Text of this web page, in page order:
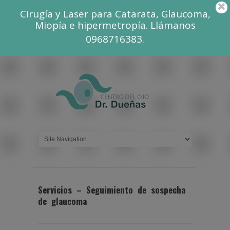
Servicios – Seguimiento de sospecha
de glaucoma
Cirugía y Laser para Catarata, Glaucoma,
Miopía e hipermetropía. Llámanos
0968716383.